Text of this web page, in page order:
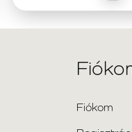
Fiókom